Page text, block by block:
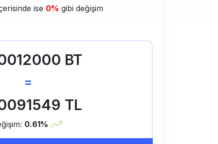
ise 0% gibi değişim
BT
=
TL
0.61%